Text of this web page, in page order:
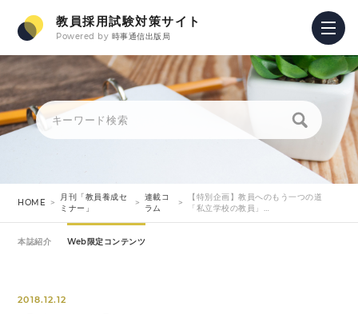
教員採用試験対策サイト
Powered by 時事通信出版局
HOME
月刊「教員養成セ
ミナー」
連載コ
ラム
【特別企画】教員へのもう一つの道
「私立学校の教員」…
本誌紹介 Web限定コンテンツ
2018.12.12